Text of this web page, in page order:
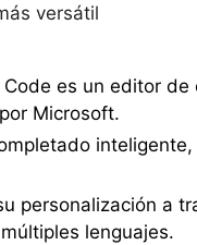
versátil
es un editor
Microsoft.
personalización a
lenguajes.